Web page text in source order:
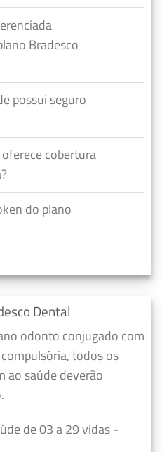
Bradesco
possui seguro
cobertura
do plano
Dental
odonto conjugado com
todos os
ao saúde deverão
de 03 a 29 vidas -